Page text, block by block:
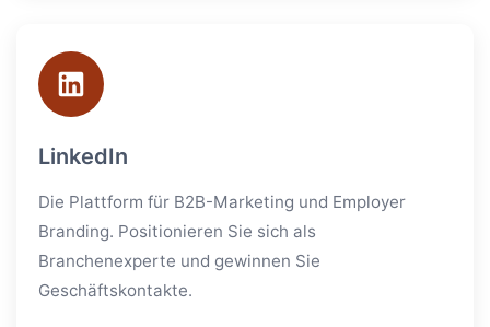
LinkedIn
Die Plattform für B2B-Marketing und Employer
Branding. Positionieren Sie sich als
Branchenexperte und gewinnen Sie
Geschäftskontakte.